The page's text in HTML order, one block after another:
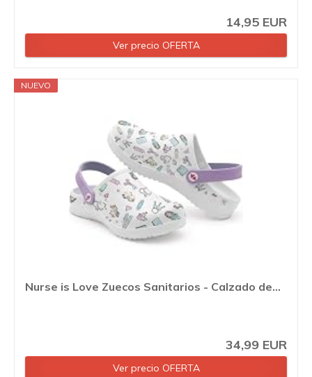
14,95 EUR
Ver precio OFERTA
NUEVO
Nurse is Love Zuecos Sanitarios - Calzado de...
34,99 EUR
Ver precio OFERTA